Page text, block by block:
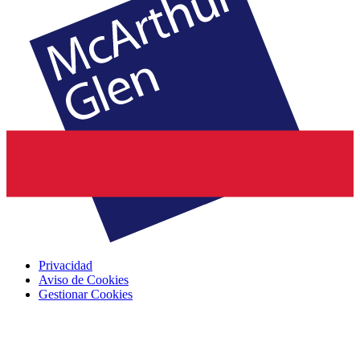
Privacidad
Aviso de Cookies
Gestionar Cookies